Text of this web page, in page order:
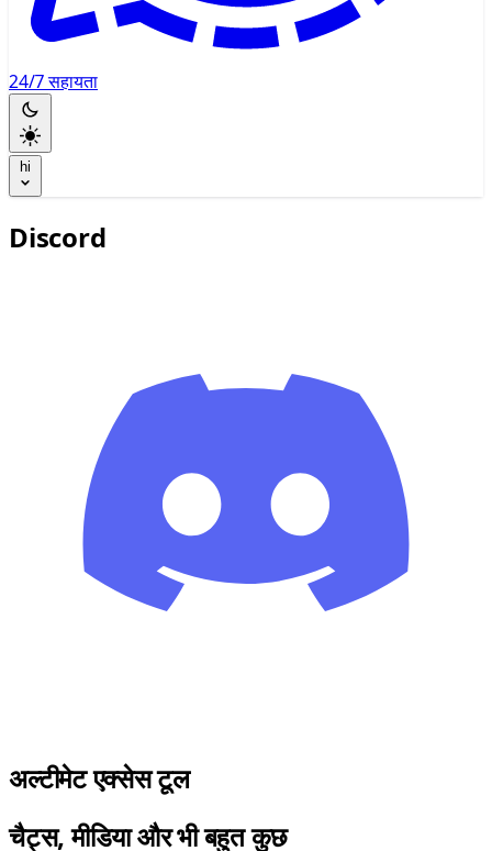
24/7 सहायता
hi
Discord
अल्टीमेट एक्सेस टूल
चैट्स, मीडिया और भी बहुत कुछ